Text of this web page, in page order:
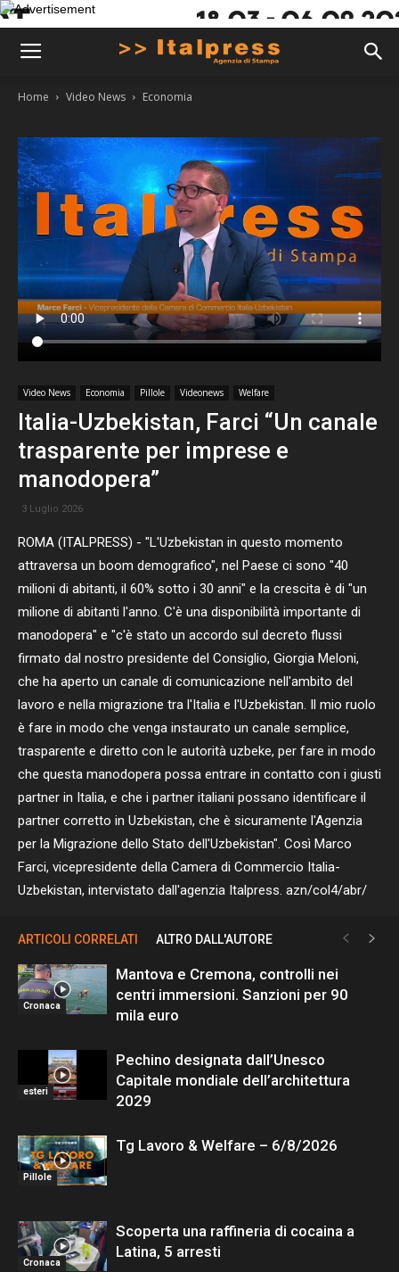
Home Video News Economia
Video News Economia Pillole Videonews Welfare
Italia-Uzbekistan, Farci “Un canale
trasparente per imprese e
manodopera”
3 Luglio 2026
ROMA (ITALPRESS) - "L'Uzbekistan in questo momento
attraversa un boom demografico", nel Paese ci sono "40
milioni di abitanti, il 60% sotto i 30 anni" e la crescita è di "un
milione di abitanti l'anno. C'è una disponibilità importante di
manodopera" e "c'è stato un accordo sul decreto flussi
firmato dal nostro presidente del Consiglio, Giorgia Meloni,
che ha aperto un canale di comunicazione nell'ambito del
lavoro e nella migrazione tra l'Italia e l'Uzbekistan. Il mio ruolo
è fare in modo che venga instaurato un canale semplice,
trasparente e diretto con le autorità uzbeke, per fare in modo
che questa manodopera possa entrare in contatto con i giusti
partner in Italia, e che i partner italiani possano identificare il
partner corretto in Uzbekistan, che è sicuramente l'Agenzia
per la Migrazione dello Stato dell'Uzbekistan". Così Marco
Farci, vicepresidente della Camera di Commercio Italia-
Uzbekistan, intervistato dall'agenzia Italpress. azn/col4/abr/
ARTICOLI CORRELATI ALTRO DALL'AUTORE
Cronaca
Mantova e Cremona, controlli nei
centri immersioni. Sanzioni per 90
mila euro
esteri
Pechino designata dall’Unesco
Capitale mondiale dell’architettura
2029
Pillole
Tg Lavoro & Welfare – 6/8/2026
Cronaca
Scoperta una raffineria di cocaina a
Latina, 5 arresti